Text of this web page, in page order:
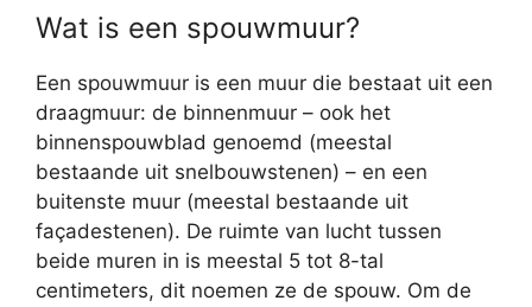
Wat is een spouwmuur?
Een spouwmuur is een muur die bestaat uit een
draagmuur: de binnenmuur – ook het
binnenspouwblad genoemd (meestal
bestaande uit snelbouwstenen) – en een
buitenste muur (meestal bestaande uit
façadestenen). De ruimte van lucht tussen
beide muren in is meestal 5 tot 8-tal
centimeters, dit noemen ze de spouw. Om de